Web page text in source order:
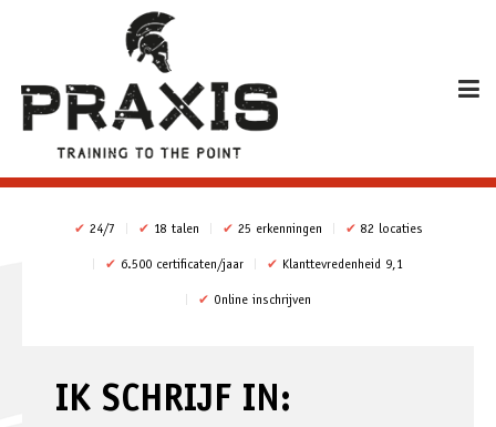
✔ 24/7 ✔ 18 talen ✔ 25 erkenningen ✔ 82 locaties
✔ 6.500 certificaten/jaar ✔ Klanttevredenheid 9,1
✔ Online inschrijven
IK SCHRIJF IN: